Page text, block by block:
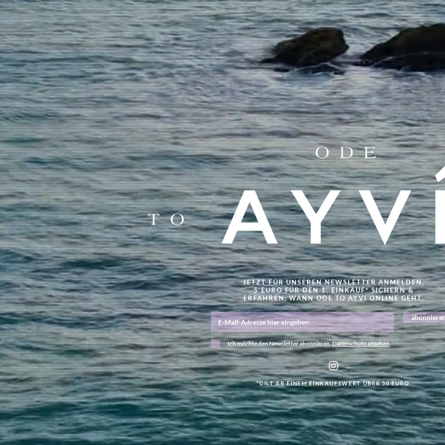
JETZT FÜR UNSEREN NEWSLETTER ANMELDEN,
5 EURO FÜR DEN 1. EINKAUF* SICHERN &
ERFAHREN, WANN ODE TO AYVI ONLINE GEHT.
Ich möchte den Newsletter abonnieren.Datenschutz ansehen
*GILT AB EINEM EINKAUFSWERT ÜBER 50 EURO